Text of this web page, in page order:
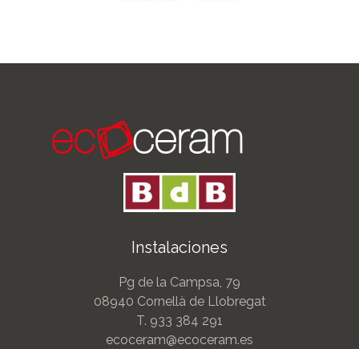
entradas
Instalaciones
Pg de la Campsa, 79
08940 Cornellà de Llobregat
T. 933 384 291
ecoceram@ecoceram.es